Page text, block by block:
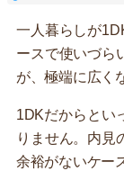
一人暮らしが
ースで使いづら
が、極端に広く
1DKだからとい
りません。内見
余裕がないケー